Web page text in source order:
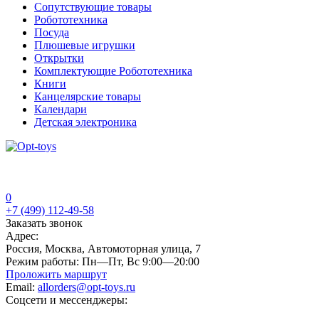
Сопутствующие товары
Робототехника
Посуда
Плюшевые игрушки
Открытки
Комплектующие Робототехника
Книги
Канцелярские товары
Календари
Детская электроника
0
+7 (499) 112-49-58
Заказать звонок
Адрес:
Россия, Москва, Автомоторная улица, 7
Режим работы: Пн—Пт, Вс 9:00—20:00
Проложить маршрут
Email: allorders@opt-toys.ru
Соцсети и мессенджеры: